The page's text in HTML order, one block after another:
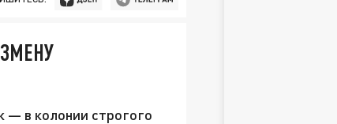
— в колонии строгого